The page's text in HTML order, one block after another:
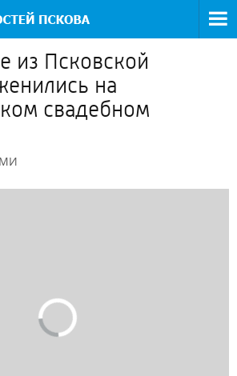
из Псковской
на
свадебном